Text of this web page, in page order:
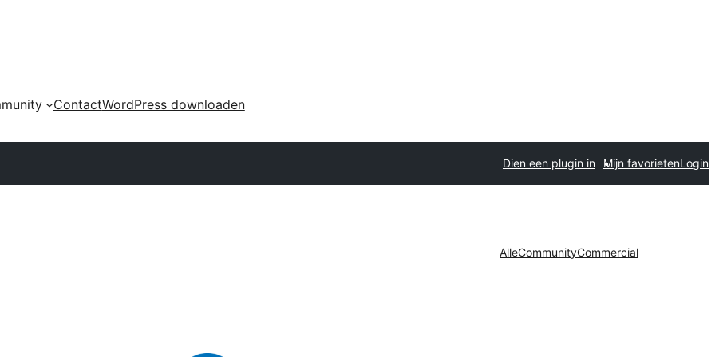
ContactWordPress downloaden
Dien een plugin in Mijn favorietenLogin
AlleCommunityCommercial